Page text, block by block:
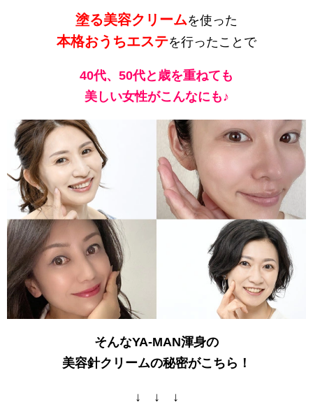
塗る美容クリームを使った
本格おうちエステを行ったことで
40代、50代と歳を重ねても
美しい女性がこんなにも♪
そんなYA-MAN渾身の
美容針クリームの秘密がこちら！
↓ ↓ ↓